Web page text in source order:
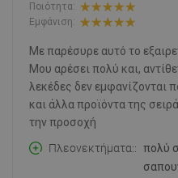
Ποιότητα:
Εμφάνιση:
Με παρέσυρε αυτό το
Μου αρέσει πολύ και,
λεκέδες δεν εμφανίζονται
και άλλα προϊόντα της
την προσοχή
Πλεονεκτήματα:
πολύ